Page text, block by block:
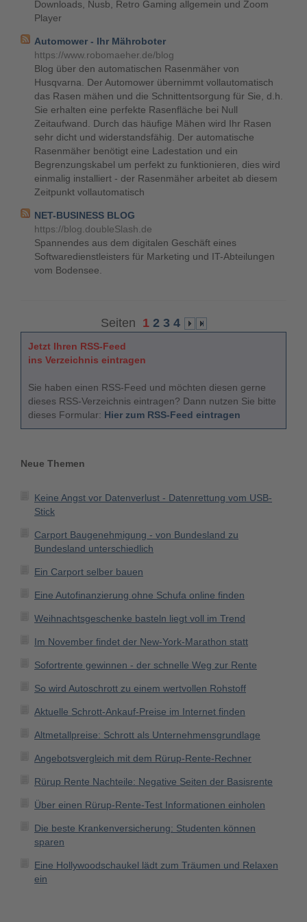
Downloads, Nusb, Retro Gaming allgemein und Zoom
Player
Automower - Ihr Mähroboter
https://www.robomaeher.de/blog
Blog über den automatischen Rasenmäher von
Husqvarna. Der Automower übernimmt vollautomatisch
das Rasen mähen und die Schnittentsorgung für Sie, d.h.
Sie erhalten eine perfekte Rasenfläche bei Null
Zeitaufwand. Durch das häufige Mähen wird Ihr Rasen
sehr dicht und widerstandsfähig. Der automatische
Rasenmäher benötigt eine Ladestation und ein
Begrenzungskabel um perfekt zu funktionieren, dies wird
einmalig installiert - der Rasenmäher arbeitet ab diesem
Zeitpunkt vollautomatisch
NET-BUSINESS BLOG
https://blog.doubleSlash.de
Spannendes aus dem digitalen Geschäft eines
Softwaredienstleisters für Marketing und IT-Abteilungen
vom Bodensee.
Seiten 1 2 3 4
Jetzt Ihren RSS-Feed
ins Verzeichnis eintragen
Sie haben einen RSS-Feed und möchten diesen gerne
dieses RSS-Verzeichnis eintragen? Dann nutzen Sie bitte
dieses Formular: Hier zum RSS-Feed eintragen
Neue Themen
Keine Angst vor Datenverlust - Datenrettung vom USB-
Stick
Carport Baugenehmigung - von Bundesland zu
Bundesland unterschiedlich
Ein Carport selber bauen
Eine Autofinanzierung ohne Schufa online finden
Weihnachtsgeschenke basteln liegt voll im Trend
Im November findet der New-York-Marathon statt
Sofortrente gewinnen - der schnelle Weg zur Rente
So wird Autoschrott zu einem wertvollen Rohstoff
Aktuelle Schrott-Ankauf-Preise im Internet finden
Altmetallpreise: Schrott als Unternehmensgrundlage
Angebotsvergleich mit dem Rürup-Rente-Rechner
Rürup Rente Nachteile: Negative Seiten der Basisrente
Über einen Rürup-Rente-Test Informationen einholen
Die beste Krankenversicherung: Studenten können
sparen
Eine Hollywoodschaukel lädt zum Träumen und Relaxen
ein